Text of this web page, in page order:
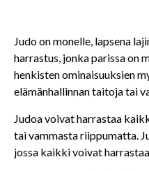
Judo on monelle, lapsena
harrastus, jonka parissa on
henkisten ominaisuuksien
elämänhallinnan taitoja tai
Judoa voivat harrastaa
tai vammasta riippumatta.
jossa kaikki voivat